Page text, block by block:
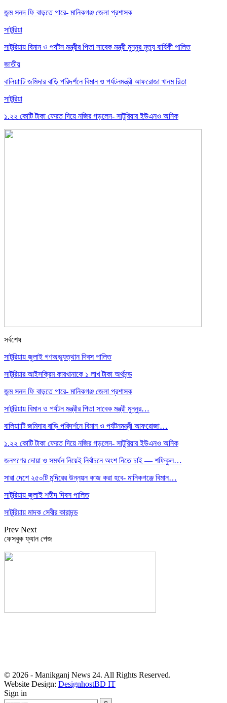
জন্ম সনদ ফি বাড়তে পারে- মানিকগঞ্জ জেলা প্রশাসক
সাটুরিয়া
সাটুরিয়ায় বিমান ও পর্যটন মন্ত্রীর পিতা সাবেক মন্ত্রী মুন্নুর মৃত্যু বার্ষিকী পালিত
জাতীয়
বালিয়াাটি জমিদার বাড়ি পরিদর্শনে বিমান ও পর্যটনমন্ত্রী আফরোজা খানম রিতা
সাটুরিয়া
১.২২ কোটি টাকা ফেরত দিয়ে নজির গড়লেন- সাটুরিয়ার ইউএনও অনিক
সর্বশেষ
সাটুরিয়ায় জুলাই গণঅভ্যুত্থান দিবস পালিত
সাটুরিয়ার আইসক্রিম কারখানাকে ১ লাখ টাকা অর্থদন্ড
জন্ম সনদ ফি বাড়তে পারে- মানিকগঞ্জ জেলা প্রশাসক
সাটুরিয়ায় বিমান ও পর্যটন মন্ত্রীর পিতা সাবেক মন্ত্রী মুন্নুর…
বালিয়াাটি জমিদার বাড়ি পরিদর্শনে বিমান ও পর্যটনমন্ত্রী আফরোজা…
১.২২ কোটি টাকা ফেরত দিয়ে নজির গড়লেন- সাটুরিয়ার ইউএনও অনিক
জনগণের দোয়া ও সমর্থন নিয়েই নির্বাচনে অংশ নিতে চাই — শফিকুল…
সারা দেশে ২৫০টি মন্দিরের উন্নয়ন কাজ করা হবে- মানিকগঞ্জে বিমান…
সাটুরিয়ায় জুলাই শহীদ দিবস পালিত
সাটুরিয়ায় মাদক সেবীর কারাদন্ড
Prev Next
ফেসবুক ফ্যান পেজ
© 2026 - Manikganj News 24. All Rights Reserved.
Website Design: DesignhostBD IT
Sign in